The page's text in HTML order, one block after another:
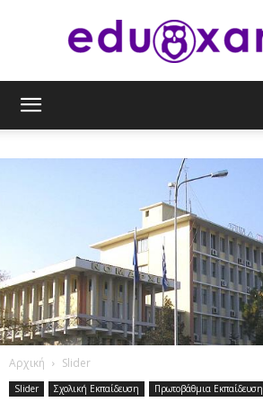
Αρχική Slider
Slider Σχολική Εκπαίδευση Πρωτοβάθμια Εκπαίδευση